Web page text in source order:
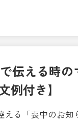
伝える時
例付き】
る「喪中のお